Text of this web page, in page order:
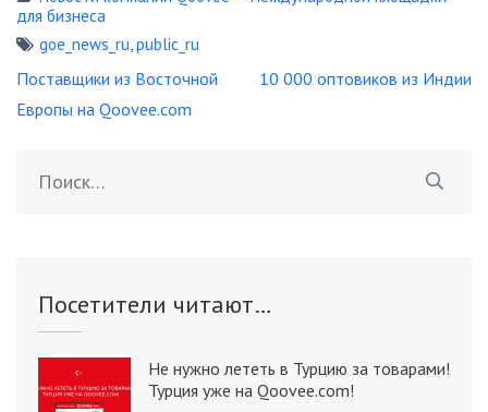
для бизнеса
goe_news_ru,public_ru
Навигация
по
Поставщики из Восточной
Европы на Qoovee.com
10 000 оптовиков из Индии
Посетители читают…
Не нужно лететь в Турцию за товарами!
Турция уже на Qoovee.com!